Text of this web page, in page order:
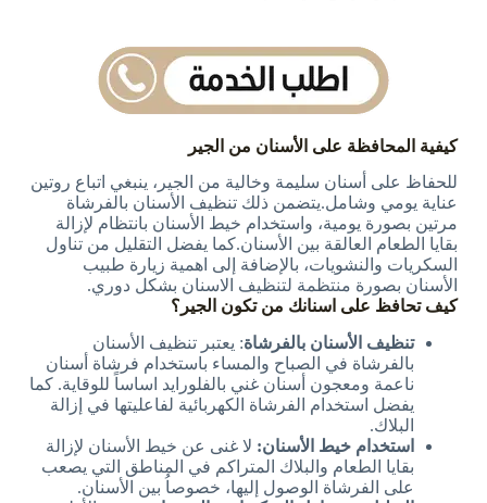
كيفية المحافظة على الأسنان من الجير
للحفاظ على أسنان سليمة وخالية من الجير، ينبغي اتباع روتين
عناية يومي وشامل.يتضمن ذلك تنظيف الأسنان بالفرشاة
مرتين بصورة يومية، واستخدام خيط الأسنان بانتظام لإزالة
بقايا الطعام العالقة بين الأسنان.كما يفضل التقليل من تناول
السكريات والنشويات، بالإضافة إلى اهمية زيارة طبيب
الأسنان بصورة منتظمة لتنظيف الاسنان بشكل دوري.
كيف تحافظ على اسنانك من تكون الجير؟
تنظيف الأسنان بالفرشاة: يعتبر تنظيف الأسنان
بالفرشاة في الصباح والمساء باستخدام فرشاة أسنان
ناعمة ومعجون أسنان غني بالفلورايد اساساً للوقاية. كما
يفضل استخدام الفرشاة الكهربائية لفاعليتها في إزالة
البلاك.
استخدام خيط الأسنان: لا غنى عن خيط الأسنان لإزالة
بقايا الطعام والبلاك المتراكم في المناطق التي يصعب
على الفرشاة الوصول إليها، خصوصاُ بين الأسنان.